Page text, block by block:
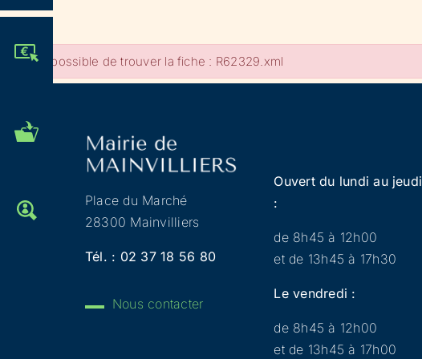
ADMINISTRATIVES
OFFRES D'EMPLOI
Impossible de trouver la fiche : R62329.xml
Place du Marché
28300 Mainvilliers
Tél. : 02 37 18 56 80
Nous contacter
Ouvert du lundi au jeudi
:
de 8h45 à 12h00
et de 13h45 à 17h30
Le vendredi :
de 8h45 à 12h00
et de 13h45 à 17h00